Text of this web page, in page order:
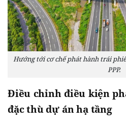
Hướng tới cơ chế phát hành trái
PPP.
Điều chỉnh điều kiện
đặc thù dự án hạ tầng